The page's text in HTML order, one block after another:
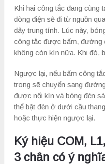
Khi hai công tắc đang cùng
dòng điện sẽ đi từ nguồn
dây trung tính. Lúc này,
công tắc được bấm, đường
không còn kín nữa. Khi đó,
Ngược lại, nếu bấm công
trong sẽ chuyển sang
được nối kín và bóng đèn
thể bật đèn ở dưới cầu
hoặc thực hiện ngược lại.
Ký hiệu COM,
3 chân có ý